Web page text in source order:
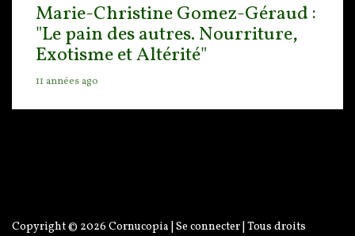
Marie-Christine Gomez-Géraud :
"Le pain des autres. Nourriture,
Exotisme et Altérité"
11 années ago
Copyright © 2026 Cornucopia Se connecter | Tous droits